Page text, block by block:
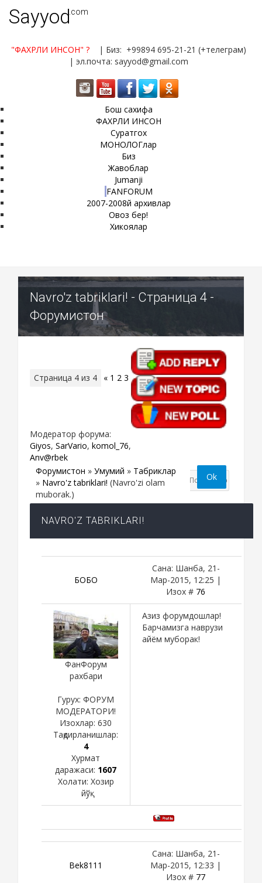
Sayyod.com
"ФАХРЛИ ИНСОН" ?
| Биз: +99894 695-21-21 (+телеграм)
| эл.почта: sayyod@gmail.com
Бош сахифа
ФАХРЛИ ИНСОН
Суратгох
МОНОЛОГлар
Биз
Жавоблар
Jumanji
FANFORUM
2007-2008й архивлар
Овоз бер!
Хикоялар
Navro'z tabriklari! - Страница 4 -
Форумистон
Страница 4 из 4 « 1 2 3
Модератор форума:
Giyos, SarVario, komol_76,
Anv@rbek
Форумистон » Умумий » Табриклар
» Navro'z tabriklari! (Navro'zi olam
muborak.)
NAVRO'Z TABRIKLARI!
БОБО
Сана: Шанба, 21-
Мар-2015, 12:25 |
Изох # 76
ФанФорум
рахбари
Гурух: ФОРУМ
МОДЕРАТОРИ!
Изохлар: 630
Тақдирланишлар:
4
Хурмат
даражаси: 1607
Холати: Хозир
йўқ
Азиз форумдошлар!
Барчамизга наврузи
айём муборак!
Bek8111
Сана: Шанба, 21-
Мар-2015, 12:33 |
Изох # 77